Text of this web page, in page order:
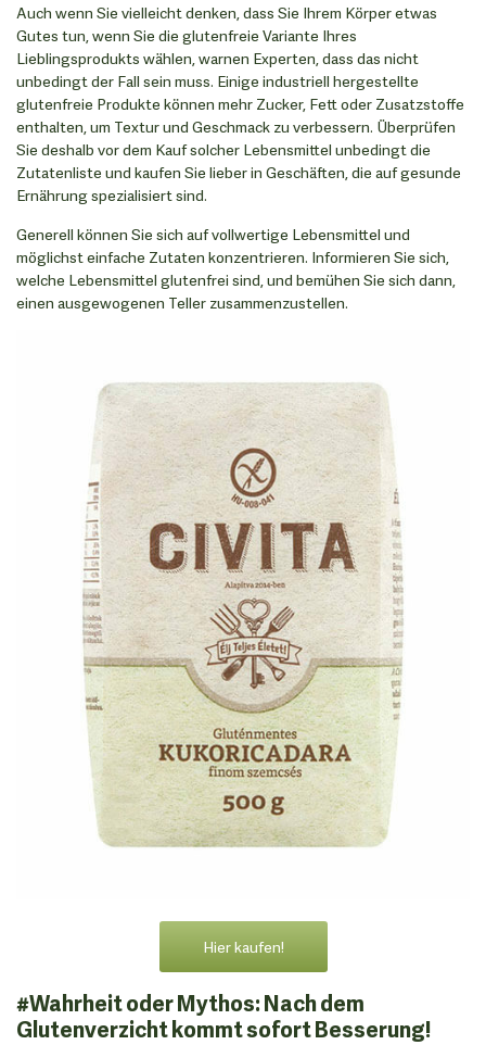
Auch wenn Sie vielleicht denken, dass Sie Ihrem Körper etwas
Gutes tun, wenn Sie die glutenfreie Variante Ihres
Lieblingsprodukts wählen, warnen Experten, dass das nicht
unbedingt der Fall sein muss. Einige industriell hergestellte
glutenfreie Produkte können mehr Zucker, Fett oder Zusatzstoffe
enthalten, um Textur und Geschmack zu verbessern. Überprüfen
Sie deshalb vor dem Kauf solcher Lebensmittel unbedingt die
Zutatenliste und kaufen Sie lieber in Geschäften, die auf gesunde
Ernährung spezialisiert sind.
Generell können Sie sich auf vollwertige Lebensmittel und
möglichst einfache Zutaten konzentrieren. Informieren Sie sich,
welche Lebensmittel glutenfrei sind, und bemühen Sie sich dann,
einen ausgewogenen Teller zusammenzustellen.
Hier kaufen!
#Wahrheit oder Mythos: Nach dem
Glutenverzicht kommt sofort Besserung!